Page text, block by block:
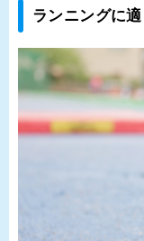
ランニングに